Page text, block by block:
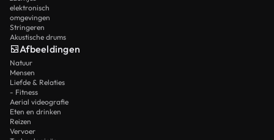
elektronisch
omgevingen
Stringeren
Akustische drums
Afbeeldingen
Natuur
Mensen
Liefde & Relaties
- Fitness
Aerial videografie
Eten en drinken
Reizen
Vervoer